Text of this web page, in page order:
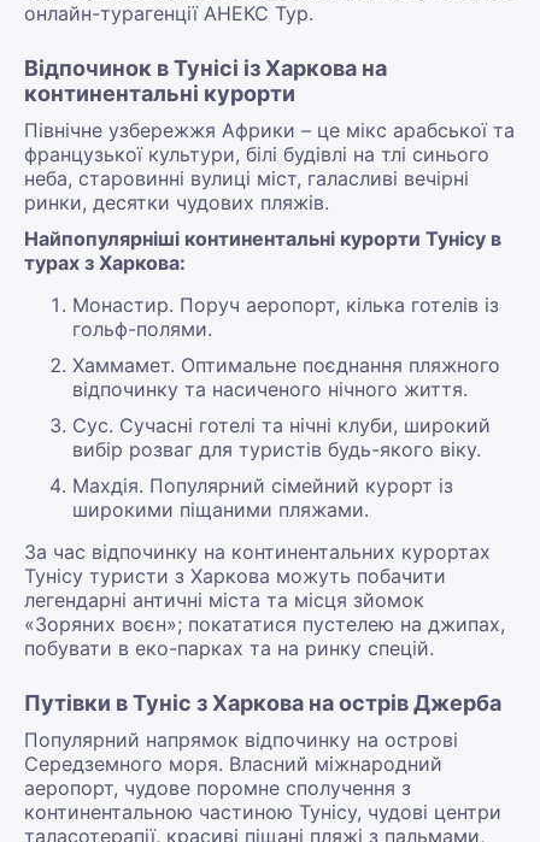
онлайн-турагенції АНЕКС Тур.
Відпочинок в Тунісі із Харкова на
континентальні курорти
Північне узбережжя Африки – це мікс арабської та
французької культури, білі будівлі на тлі синього
неба, старовинні вулиці міст, галасливі вечірні
ринки, десятки чудових пляжів.
Найпопулярніші континентальні курорти Тунісу в
турах з Харкова:
Монастир. Поруч аеропорт, кілька готелів із
гольф-полями.
Хаммамет. Оптимальне поєднання пляжного
відпочинку та насиченого нічного життя.
Сус. Сучасні готелі та нічні клуби, широкий
вибір розваг для туристів будь-якого віку.
Махдія. Популярний сімейний курорт із
широкими піщаними пляжами.
За час відпочинку на континентальних курортах
Тунісу туристи з Харкова можуть побачити
легендарні античні міста та місця зйомок
«Зоряних воєн»; покататися пустелею на джипах,
побувати в еко-парках та на ринку спецій.
Путівки в Туніс з Харкова на острів Джерба
Популярний напрямок відпочинку на острові
Середземного моря. Власний міжнародний
аеропорт, чудове поромне сполучення з
континентальною частиною Тунісу, чудові центри
таласотерапії, красиві піщані пляжі з пальмами,